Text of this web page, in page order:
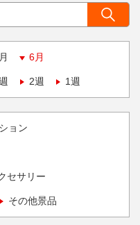
6月
2週 1週
ョン
セサリー
その他景品